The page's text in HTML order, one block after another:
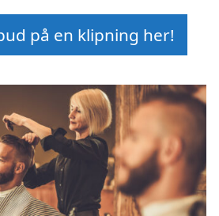
på en klipning her!